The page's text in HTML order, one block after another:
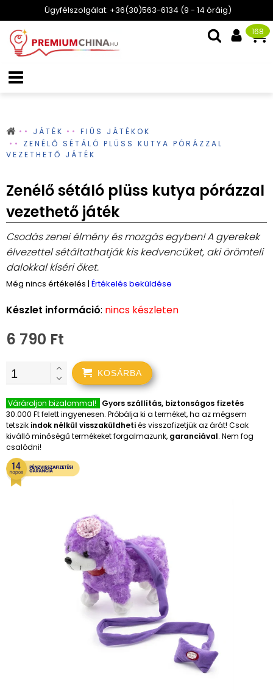
Ügyfélszolgálat: +36(30)563-6134 (9 - 14 óráig)
168
JÁTÉK
FIÚS JÁTÉKOK
ZENÉLŐ SÉTÁLÓ PLÜSS KUTYA PÓRÁZZAL
VEZETHETŐ JÁTÉK
Zenélő sétáló plüss kutya pórázzal
vezethető játék
Csodás zenei élmény és mozgás egyben! A gyerekek
élvezettel sétáltathatják kis kedvencüket, aki örömteli
dalokkal kíséri őket.
Még nincs értékelés | Értékelés beküldése
Készlet információ: nincs készleten
6 790 Ft
KOSÁRBA
Várároljon bizalommal!
Gyors szállítás, biztonságos fizetés
30.000 Ft felett ingyenesen. Próbálja ki a terméket, ha az mégsem
tetszik indok nélkül visszaküldhetiés visszafizetjük az árát! Csak
kiválló minőségű termékeket forgalmazunk, garanciával. Nem fog
csalódni!